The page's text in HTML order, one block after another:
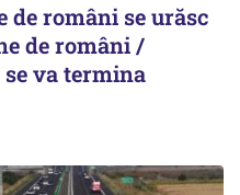
de români se urăsc
de români /
se va termina